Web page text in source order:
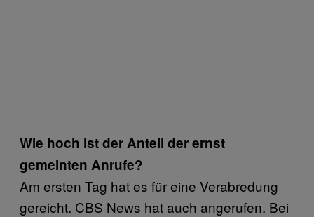
Wie hoch ist der Anteil der ernst
gemeinten Anrufe?
Am ersten Tag hat es für eine Verabredung
gereicht. CBS News hat auch angerufen. Bei